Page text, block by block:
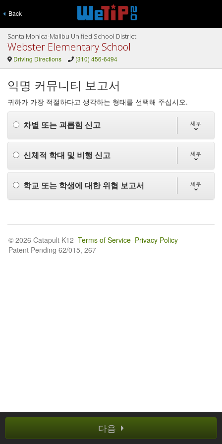
Back
Santa Monica-Malibu Unified School District
Webster Elementary School
Driving Directions (310) 456-6494
익명 커뮤니티 보고서
귀하가 가장 적절하다고 생각하는 형태를 선택해 주십시오.
차별 또는 괴롭힘 신고 세부
신체적 학대 및 비행 신고 세부
학교 또는 학생에 대한 위협 보고서 세부
다음
© 2026 Catapult K12 Terms of Service Privacy Policy
Patent Pending 62/015, 267